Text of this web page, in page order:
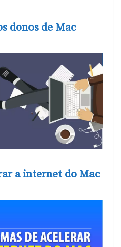
donos de Mac
a internet do Mac